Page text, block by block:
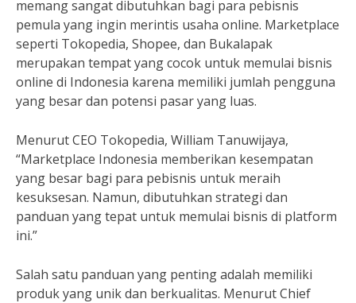
memang sangat dibutuhkan bagi para pebisnis
pemula yang ingin merintis usaha online. Marketplace
seperti Tokopedia, Shopee, dan Bukalapak
merupakan tempat yang cocok untuk memulai bisnis
online di Indonesia karena memiliki jumlah pengguna
yang besar dan potensi pasar yang luas.
Menurut CEO Tokopedia, William Tanuwijaya,
“Marketplace Indonesia memberikan kesempatan
yang besar bagi para pebisnis untuk meraih
kesuksesan. Namun, dibutuhkan strategi dan
panduan yang tepat untuk memulai bisnis di platform
ini.”
Salah satu panduan yang penting adalah memiliki
produk yang unik dan berkualitas. Menurut Chief